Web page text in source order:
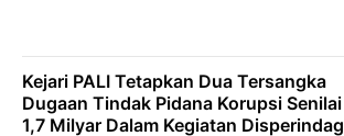
Kejari PALI Tetapkan Dua Tersangka
Dugaan Tindak Pidana Korupsi Senilai
1,7 Milyar Dalam Kegiatan Disperindag